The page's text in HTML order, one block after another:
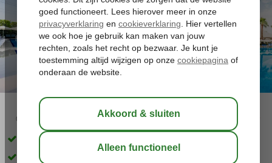
03:45 aug 33°C
Ideaal familiehotel
Ca. 1 kilometer van het centrum van Side